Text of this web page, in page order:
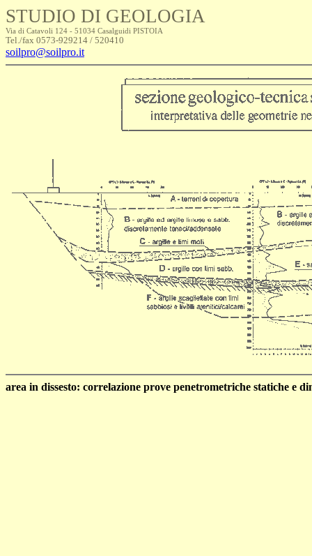
STUDIO DI GEOLOGIA
Via di Catavoli 124 - 51034 Casalguidi PISTOIA
Tel./fax 0573-929214 / 520410
soilpro@soilpro.it
area in dissesto: correlazione prove penetrometriche statiche e